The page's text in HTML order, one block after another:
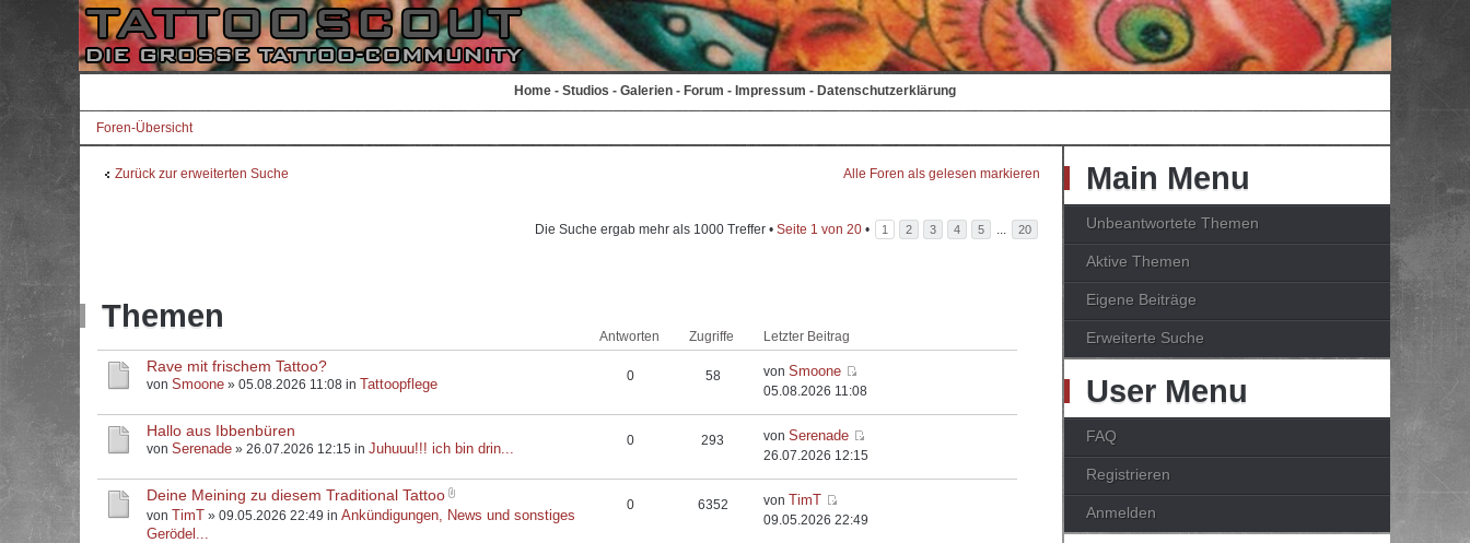
Home - Studios - Galerien - Forum - Impressum - Datenschutzerklärung
Foren-Übersicht
Zurück zur erweiterten Suche Alle Foren als gelesen markieren
Die Suche ergab mehr als 1000 Treffer • Seite 1 von 20 • 1 2 3 4 5 ... 20
Themen
Antworten Zugriffe Letzter Beitrag
Rave mit frischem Tattoo?
von Smoone » 05.08.2026 11:08 in Tattoopflege 0 58 vonSmoone
05.08.2026 11:08
Hallo aus Ibbenbüren
von Serenade » 26.07.2026 12:15 in Juhuuu!!! ich bin drin... 0 293 vonSerenade
26.07.2026 12:15
Deine Meining zu diesem Traditional Tattoo
von TimT » 09.05.2026 22:49 in Ankündigungen, News und sonstiges
Gerödel...
0 6352 von TimT
09.05.2026 22:49
Main Menu
Unbeantwortete Themen
Aktive Themen
Eigene Beiträge
Erweiterte Suche
User Menu
FAQ
Registrieren
Anmelden